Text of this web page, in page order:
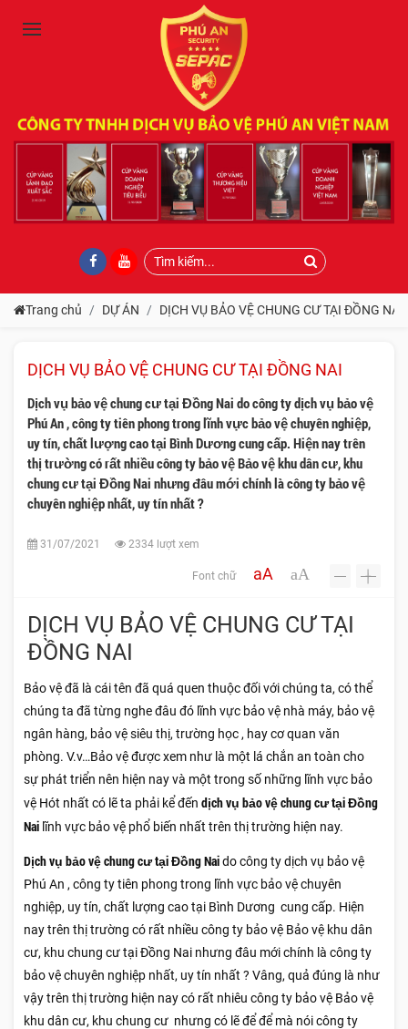
Trang chủ DỰ ÁN DỊCH VỤ BẢO VỆ CHUNG CƯ TẠI ĐỒNG NAI
DỊCH VỤ BẢO VỆ CHUNG CƯ TẠI ĐỒNG NAI
Dịch vụ bảo vệ chung cư tại Đồng Nai do công ty dịch vụ bảo vệ
Phú An , công ty tiên phong trong lĩnh vực bảo vệ chuyên nghiệp,
uy tín, chất lượng cao tại Bình Dương cung cấp. Hiện nay trên
thị trường có rất nhiều công ty bảo vệ Bảo vệ khu dân cư, khu
chung cư tại Đồng Nai nhưng đâu mới chính là công ty bảo vệ
chuyên nghiệp nhất, uy tín nhất ?
31/07/2021 2334 lượt xem
Font chữ aA aA - +
DỊCH VỤ BẢO VỆ CHUNG CƯ TẠI
ĐỒNG NAI
Bảo vệ đã là cái tên đã quá quen thuộc đối với chúng ta, có thể
chúng ta đã từng nghe đâu đó lĩnh vực bảo vệ nhà máy, bảo vệ
ngân hàng, bảo vệ siêu thị, trường học , hay cơ quan văn
phòng. V.v…Bảo vệ được xem như là một lá chắn an toàn cho
sự phát triển nên hiện nay và một trong số những lĩnh vực bảo
vệ Hót nhất có lẽ ta phải kể đến dịch vụ bảo vệ chung cư tại Đồng
Nai lĩnh vực bảo vệ phổ biến nhất trên thị trường hiện nay.
Dịch vụ bảo vệ chung cưtại Đồng Naido công ty dịch vụ bảo vệ
Phú An , công ty tiên phong trong lĩnh vực bảo vệ chuyên
nghiệp, uy tín, chất lượng cao tại Bình Dương cung cấp. Hiện
nay trên thị trường có rất nhiều công ty bảo vệ Bảo vệ khu dân
cư, khu chung cư tại Đồng Nai nhưng đâu mới chính là công ty
bảo vệ chuyên nghiệp nhất, uy tín nhất ? Vâng, quả đúng là như
vậy trên thị trường hiện nay có rất nhiêu công ty bảo vệ Bảo vệ
khu dân cư, khu chung cư nhưng có lẽ để để mà nói công ty